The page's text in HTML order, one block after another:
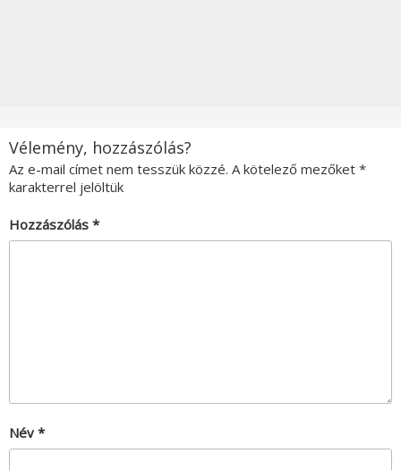
Vélemény, hozzászólás?
Az e-mail címet nem tesszük közzé. A kötelező mezőket *
karakterrel jelöltük
Hozzászólás *
Név *